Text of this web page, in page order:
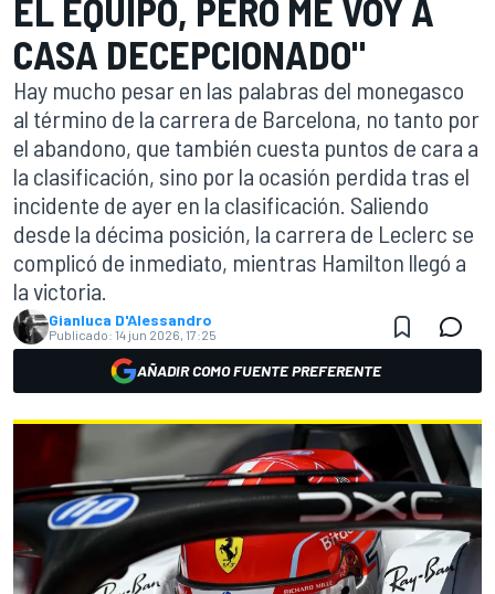
EL EQUIPO, PERO ME VOY A
CASA DECEPCIONADO"
Hay mucho pesar en las palabras del monegasco
al término de la carrera de Barcelona, no tanto por
el abandono, que también cuesta puntos de cara a
la clasificación, sino por la ocasión perdida tras el
incidente de ayer en la clasificación. Saliendo
desde la décima posición, la carrera de Leclerc se
complicó de inmediato, mientras Hamilton llegó a
la victoria.
Gianluca D'Alessandro
Publicado: 14 jun 2026, 17:25
AÑADIR COMO FUENTE PREFERENTE